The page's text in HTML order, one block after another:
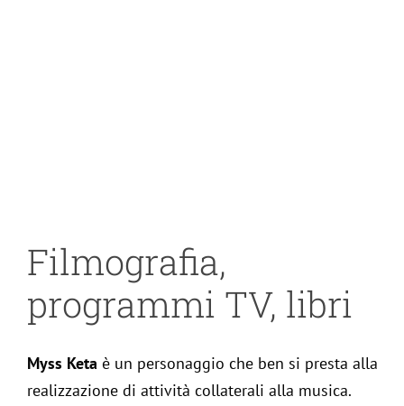
Filmografia,
programmi TV, libri
Myss Keta è un personaggio che ben si presta alla
realizzazione di attività collaterali alla musica.